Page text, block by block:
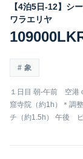
【4泊5日-12】シ
ワラエリヤ
象
１日目 朝-午前 空港
窟寺院（約1h）＊調
チ（約1.5h） 午後